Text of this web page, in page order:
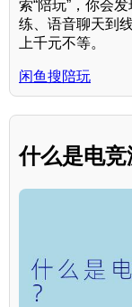
索“陪玩”，你会
练、语音聊天到
上千元不等。
闲鱼搜陪玩
什么是电竞